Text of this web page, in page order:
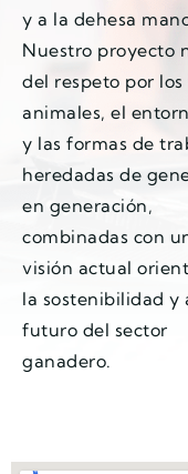
y a la dehesa
Nuestro proyecto
del respeto por los
animales, el
y las formas de
heredadas de
en generación,
combinadas con
visión actual
la sostenibilidad y
futuro del sector
ganadero.